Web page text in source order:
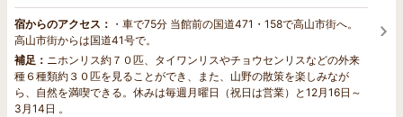
宿からのアクセス： ・車で75分 当館前の国道471・158で高山市街へ。
高山市街からは国道41号で。
補足： ニホンリス約７０匹、タイワンリスやチョウセンリスなどの外来
種６種類約３０匹を見ることができ、また、山野の散策を楽しみなが
ら、自然を満喫できる。休みは毎週月曜日（祝日は営業）と12月16日～
3月14日 。